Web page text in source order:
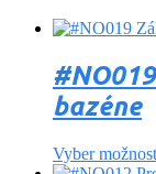
bazéne
Vyber